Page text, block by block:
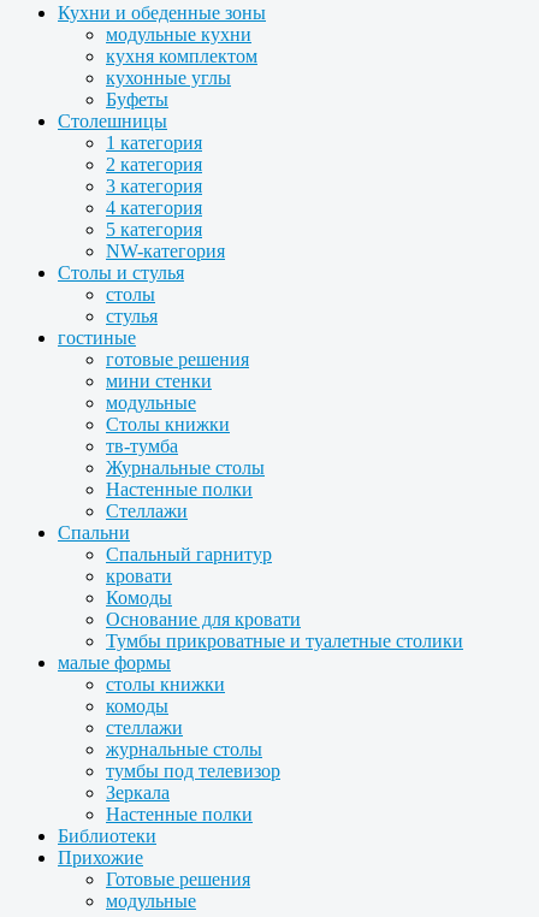
Кухни и обеденные зоны
модульные кухни
кухня комплектом
кухонные углы
Буфеты
Столешницы
1 категория
2 категория
3 категория
4 категория
5 категория
NW-категория
Столы и стулья
столы
стулья
гостиные
готовые решения
мини стенки
модульные
Столы книжки
тв-тумба
Журнальные столы
Настенные полки
Стеллажи
Спальни
Спальный гарнитур
кровати
Комоды
Основание для кровати
Тумбы прикроватные и туалетные столики
малые формы
столы книжки
комоды
стеллажи
журнальные столы
тумбы под телевизор
Зеркала
Настенные полки
Библиотеки
Прихожие
Готовые решения
модульные